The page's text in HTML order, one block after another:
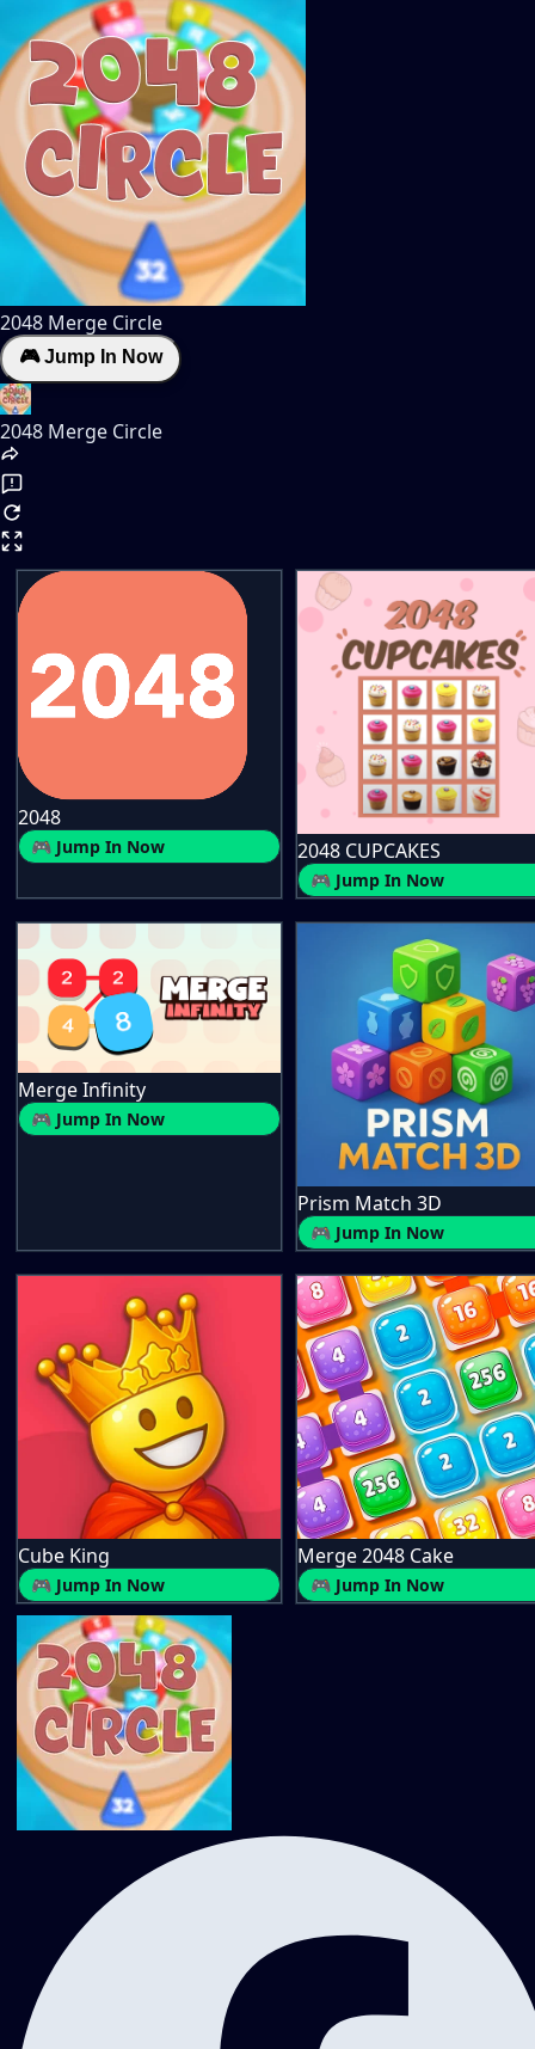
2048 Merge Circle
🎮 Jump In Now
2048 Merge Circle
2048
🎮 Jump In Now 2048 CUPCAKES
🎮 Jump In Now
Merge Infinity
🎮 Jump In Now
Prism Match 3D
🎮 Jump In Now
Cube King
🎮 Jump In Now
Merge 2048 Cake
🎮 Jump In Now